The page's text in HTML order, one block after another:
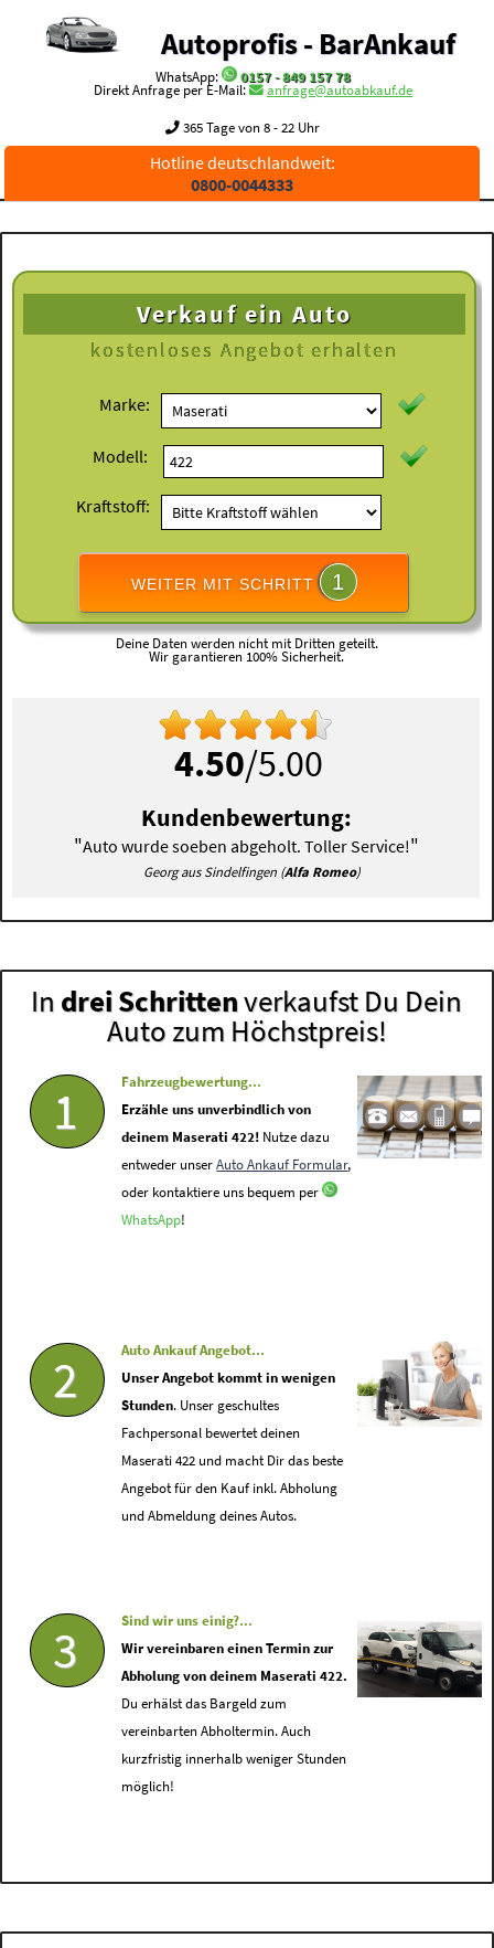
Autoprofis - BarAnkauf
WhatsApp:
0157 - 849 157 78
Direkt Anfrage per E-Mail:
anfrage@autoabkauf.de
365 Tage von 8 - 22 Uhr
Hotline deutschlandweit:
0800-0044333
Verkauf ein Auto
kostenloses Angebot erhalten
Marke:
Modell:
Kraftstoff:
WEITER MIT SCHRITT 1
Deine Daten werden nicht mit Dritten geteilt.
Wir garantieren 100% Sicherheit.
4.50/5.00
Kundenbewertung:
"Auto wurde soeben abgeholt. Toller Service!"
Georg aus Sindelfingen (Alfa Romeo)
In drei Schrittenverkaufst Du Dein
Auto zum Höchstpreis!
1
Fahrzeugbewertung...
Erzähle uns unverbindlich von
deinem Maserati 422! Nutze dazu
entweder unserAuto Ankauf Formular,
oder kontaktiere uns bequem per
WhatsApp!
2
Auto Ankauf Angebot...
Unser Angebot kommt in wenigen
Stunden. Unser geschultes
Fachpersonal bewertet deinen
Maserati 422 und macht Dir das beste
Angebot für den Kauf inkl. Abholung
und Abmeldung deines Autos.
3
Sind wir uns einig?...
Wir vereinbaren einen Termin zur
Abholung von deinem Maserati 422.
Du erhälst das Bargeld zum
vereinbarten Abholtermin. Auch
kurzfristig innerhalb weniger Stunden
möglich!